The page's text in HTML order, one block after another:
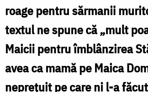
Foto:
Zamfirescu
roage pentru sărmanii
textul ne spune că „mult
Maicii pentru îmblânzirea
avea ca mamă pe Maica
neprețuit pe care ni l-a